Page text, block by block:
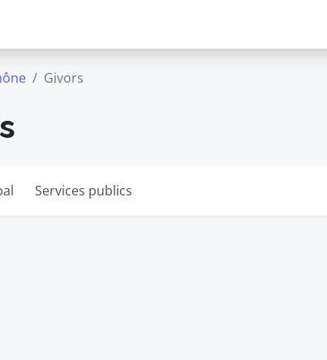
Givors
Services publics